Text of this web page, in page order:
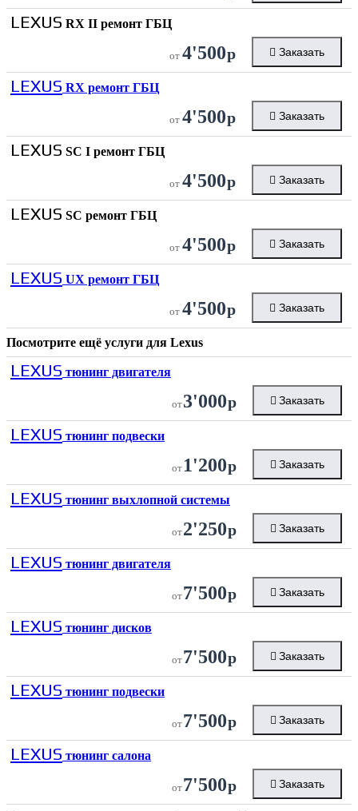
LEXUS RX II ремонт ГБЦ
от 4'500р Заказать
LEXUS RX ремонт ГБЦ
от 4'500р Заказать
LEXUS SC I ремонт ГБЦ
от 4'500р Заказать
LEXUS SC ремонт ГБЦ
от 4'500р Заказать
LEXUS UX ремонт ГБЦ
от 4'500р Заказать
Посмотрите ещё услуги для Lexus
LEXUS тюнинг двигателя
от3'000р Заказать
LEXUS тюнинг подвески
от 1'200р Заказать
LEXUS тюнинг выхлопной системы
от2'250р Заказать
LEXUS тюнинг двигателя
от7'500р Заказать
LEXUS тюнинг дисков
от7'500р Заказать
LEXUS тюнинг подвески
от7'500р Заказать
LEXUS тюнинг салона
от7'500р Заказать